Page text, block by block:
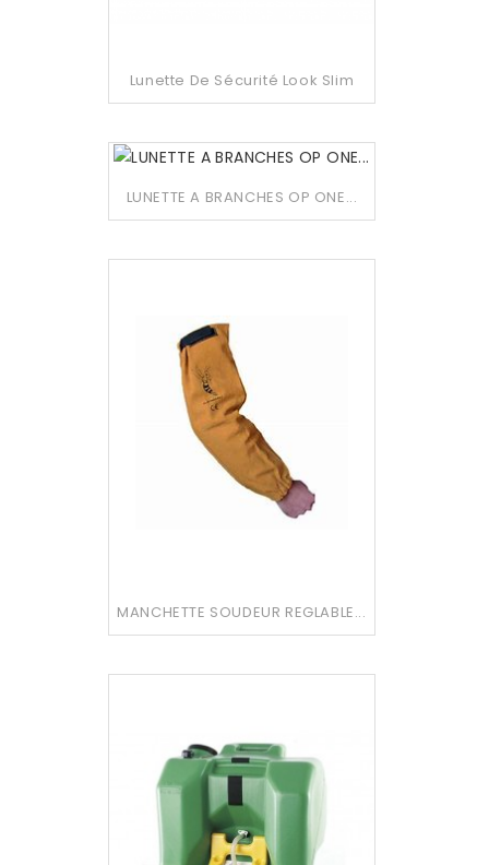
Lunette De Sécurité Look Slim
LUNETTE A BRANCHES OP ONE...
MANCHETTE SOUDEUR REGLABLE...